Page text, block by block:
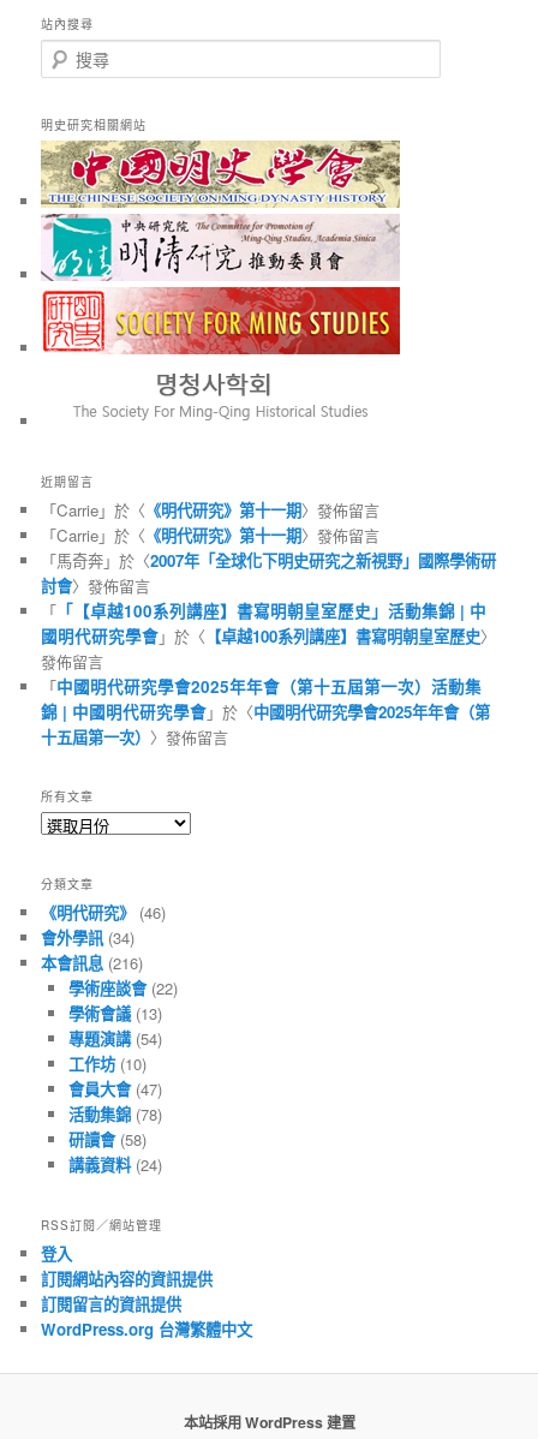
站內搜尋
搜
尋
明史研究相關網站
近期留言
「Carrie」於〈 《明代研究》第十一期〉發佈留言
「Carrie」於〈 《明代研究》第十一期〉發佈留言
「馬奇奔」於〈2007年「全球化下明史研究之新視野」國際學術研
討會〉發佈留言
「 「【卓越100系列講座】書寫明朝皇室歷史」活動集錦 | 中
國明代研究學會」於〈 【卓越100系列講座】書寫明朝皇室歷史〉
發佈留言
「中國明代研究學會2025年年會（第十五屆第一次）活動集
錦 | 中國明代研究學會」於〈中國明代研究學會2025年年會（第
十五屆第一次） 〉發佈留言
所有文章
所
章
分類文章
《明代研究》 (46)
會外學訊(34)
本會訊息 (216)
學術座談會(22)
學術會議(13)
專題演講(54)
工作坊(10)
會員大會(47)
活動集錦(78)
研讀會(58)
講義資料(24)
RSS訂閱／網站管理
登入
訂閱網站內容的資訊提供
訂閱留言的資訊提供
WordPress.org 台灣繁體中文
本站採用 WordPress 建置